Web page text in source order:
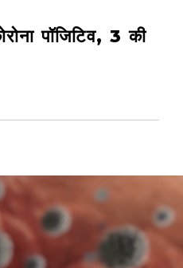
पॉजिटिव, 3 की